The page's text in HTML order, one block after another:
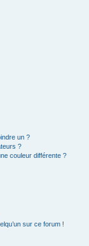
un ?
?
couleur différente ?
sur ce forum !